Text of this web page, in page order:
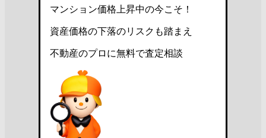
マンション価格上昇中の今こそ！
資産価格の下落のリスクも踏まえ
不動産のプロに無料で査定相談